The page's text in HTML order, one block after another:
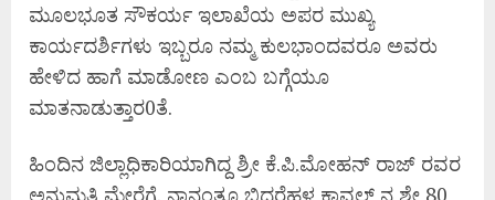
ಮೂಲಭೂತ ಸೌಕರ್ಯ ಇಲಾಖೆಯ ಅಪರ ಮುಖ್ಯ
ಕಾರ್ಯದರ್ಶಿಗಳು ಇಬ್ಬರೂ ನಮ್ಮ ಕುಲಭಾಂದವರೂ ಅವರು
ಹೇಳಿದ ಹಾಗೆ ಮಾಡೋಣ ಎಂಬ ಬಗ್ಗೆಯೂ
ಮಾತನಾಡುತ್ತಾರ0ತೆ.
ಹಿಂದಿನ ಜಿಲ್ಲಾಧಿಕಾರಿಯಾಗಿದ್ದ ಶ್ರೀ ಕೆ.ಪಿ.ಮೋಹನ್ ರಾಜ್ ರವರ
ಅನುಮತಿ ಮೇರೆಗೆ. ನಾನಂತೂ ಬಿದರೆಹಳ್ಳ ಕಾವಲ್ ನ ಶೇ 80